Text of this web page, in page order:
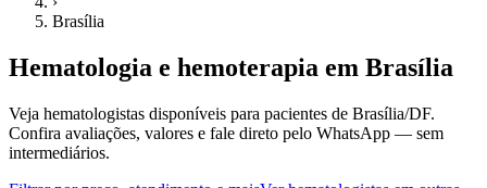
Brasília
Hematologia e hemoterapia em Brasília
Veja hematologistas disponíveis para pacientes de Brasília/DF.
Confira avaliações, valores e fale direto pelo WhatsApp — sem
intermediários.